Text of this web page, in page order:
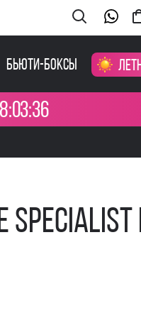
Бьюти-боксы
Specialist